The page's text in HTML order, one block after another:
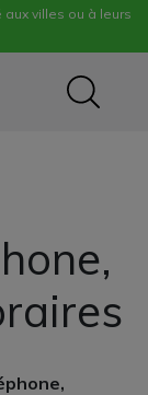
villes ou à leurs